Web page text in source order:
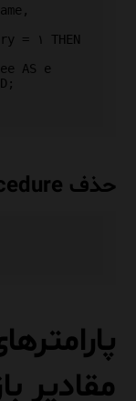
حذف Stored Procedure
مقادیر